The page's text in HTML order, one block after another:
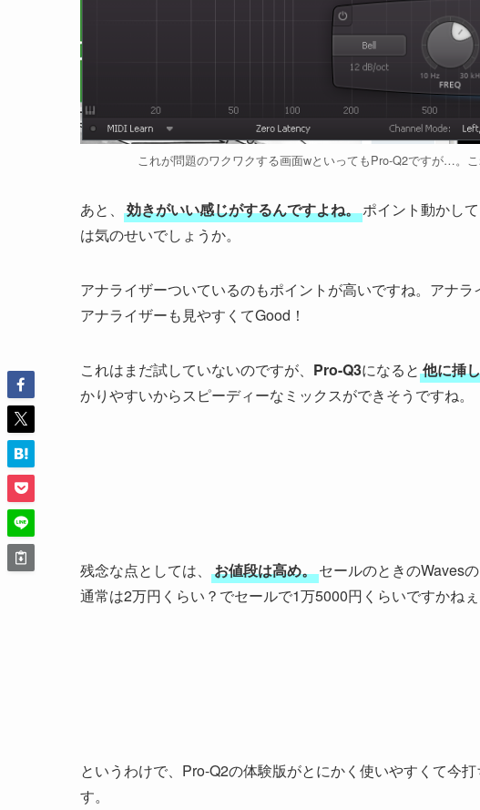
これが問題のワクワクする画面wといってもPro-Q2ですが…。
あと、 効きがいい感じがするんですよね。ポイント動かし
は気のせいでしょうか。
アナライザーついているのもポイントが高いですね。アナ
アナライザーも見やすくてGood！
これはまだ試していないのですが、 Pro-Q3になると 他に挿
かりやすいからスピーディーなミックスができそうですね。
残念な点としては、 お値段は高め。セールのときのWaves
通常は2万円くらい？でセールで1万5000円くらいですかねぇ
というわけで、Pro-Q2の体験版がとにかく使いやすくて今
す。